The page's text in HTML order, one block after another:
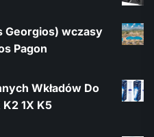
Georgios) wczasy
Pagon
Wkładów Do
1X K5